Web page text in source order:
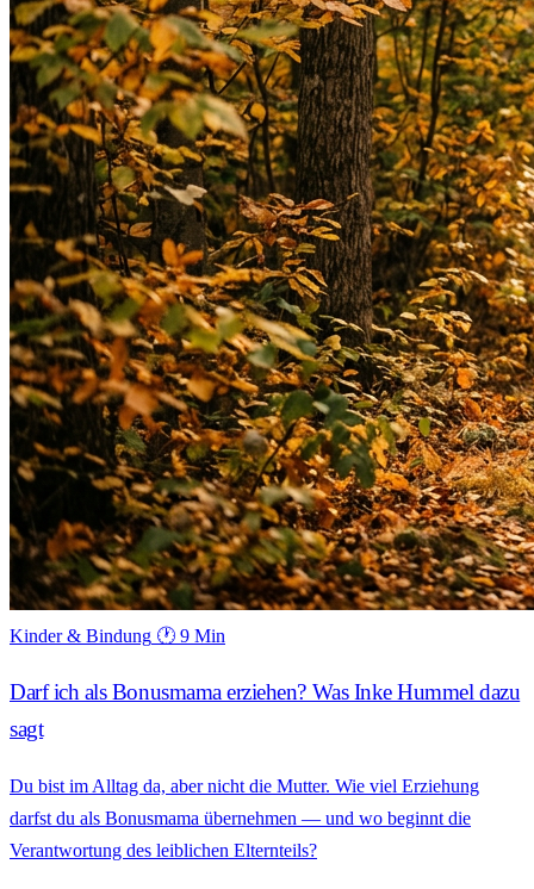
Kinder & Bindung 🕐 9 Min
Darf ich als Bonusmama erziehen? Was Inke Hummel dazu
sagt
Du bist im Alltag da, aber nicht die Mutter. Wie viel Erziehung
darfst du als Bonusmama übernehmen — und wo beginnt die
Verantwortung des leiblichen Elternteils?